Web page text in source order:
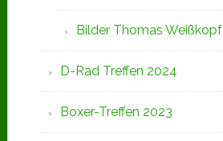
Bilder Thomas Weißkopf
D-Rad Treffen 2024
Boxer-Treffen 2023